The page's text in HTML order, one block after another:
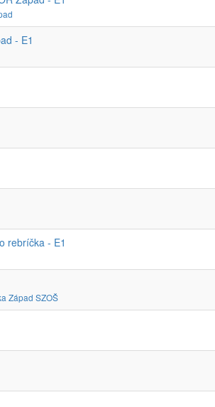
- E1
rebríčka - E1
Západ SZOŠ